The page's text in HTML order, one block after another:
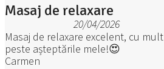
Masaj de relaxare
20/04/2026
Masaj de relaxare excelent, cu mult
peste așteptările mele!😍
Carmen